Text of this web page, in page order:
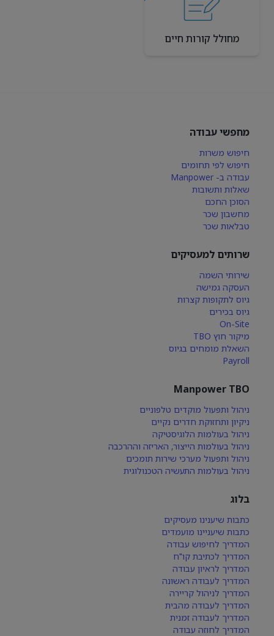
מחולל קורות חיים
מחפשי עבודה
חיפוש משרות
חיפוש לפי תחומים
עבודה ב- Manpower
שאלות ותשובות
הסוכן החכם
מחשבון שכר
טבלאות שכר
שרותים למעסיקים
שירותי השמה
העסקה גמישה
גיוס לתקופות קצרות
גיוס בכירים
On-Site
מיקור חוץ TBO
השאלת מומחים בגיוס
Payroll
Manpower TBO
ניהול ותפעול מוקדים טלפוניים
ניקיון ותחזוקת חדרים נקיים
ניהול בעולמות הלוגיסטיקה
ניהול בעולמות הייצור, האריזה וההרכבה
ניהול ותפעול מערכי שירות תומכים
ניהול בעולמות התעשיה הטכנולוגית
בלוג
כתבות שיענינו מעסיקים
כתבות שיעניינו מועמדים
המדריך לחיפוש עבודה
המדריך לכתיבת קו"ח
המדריך לראיון עבודה
המדריך לעבודה ראשונה
המדריך לניהול קריירה
המדריך לעבודה מהבית
המדריך לעבודה זמנית
המדריך לחוזה עבודה